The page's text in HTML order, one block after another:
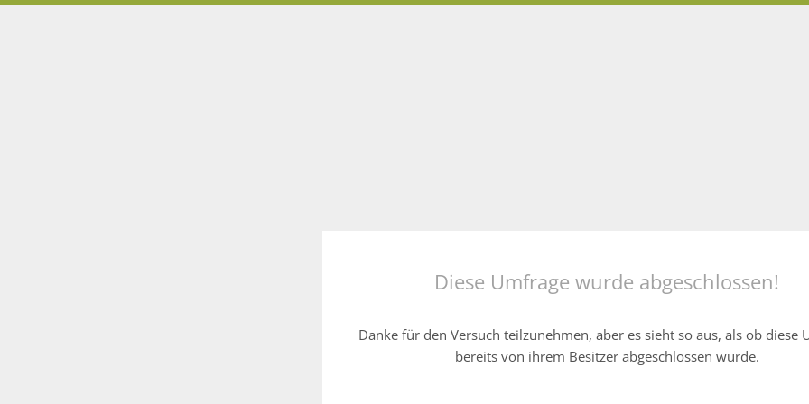
Diese Umfrage wurde abgeschlossen!
Danke für den Versuch teilzunehmen, aber es sieht so aus, als ob diese
bereits von ihrem Besitzer abgeschlossen wurde.